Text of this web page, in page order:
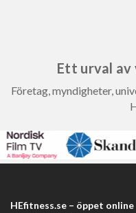
Ett urval av
Företag, myndigheter,
HEfitness.se – öppet online